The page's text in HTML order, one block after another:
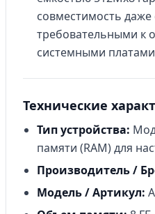
совместимость
требовательными к
системными
Технические
Тип устройства:
памяти (RAM) для
Производитель /
Модель / Артикул: